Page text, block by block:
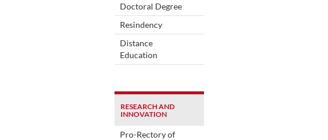
Doctoral Degree
Resindency
Distance
Education
RESEARCH AND
INNOVATION
Pro-Rectory of